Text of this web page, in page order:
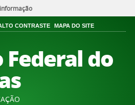
CONTRASTE MAPA DO SITE
do